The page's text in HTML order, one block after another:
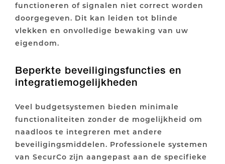
functioneren of signalen niet correct worden
doorgegeven. Dit kan leiden tot blinde
vlekken en onvolledige bewaking van uw
eigendom.
Beperkte beveiligingsfuncties en
integratiemogelijkheden
Veel budgetsystemen bieden minimale
functionaliteiten zonder de mogelijkheid om
naadloos te integreren met andere
beveiligingsmiddelen. Professionele systemen
van SecurCo zijn aangepast aan de specifieke